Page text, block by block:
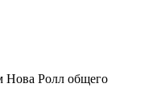
Нова Ролл общего